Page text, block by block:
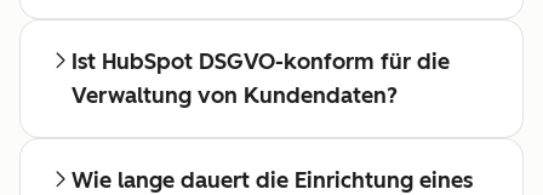
Ist HubSpot DSGVO-konform für die
Verwaltung von Kundendaten?
Wie lange dauert die Einrichtung eines